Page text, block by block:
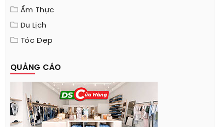
Ẩm Thực
Du Lịch
Tóc Đẹp
QUẢNG CÁO